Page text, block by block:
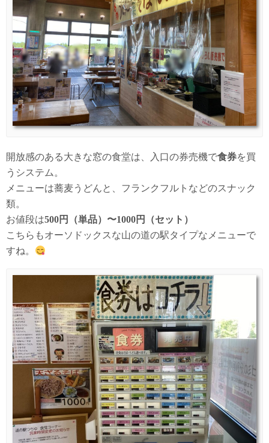
開放感のある大きな窓の食堂は、入口の券売機で食券を買
うシステム。
メニューは蕎麦うどんと、フランクフルトなどのスナック
類。
お値段は500円（単品）〜1000円（セット）
こちらもオーソドックスな山の道の駅タイプなメニューで
すね。